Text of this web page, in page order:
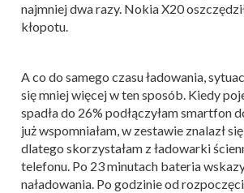
najmniej dwa razy. Nokia X20
kłopotu.
A co do samego czasu ładowania,
się mniej więcej w ten sposób. Kiedy
spadła do 26% podłączyłam smartfon
już wspomniałam, w zestawie znalazł
dlatego skorzystałam z ładowarki
telefonu. Po 23 minutach bateria
naładowania. Po godzinie od